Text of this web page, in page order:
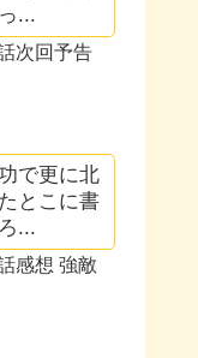
...
次回予告
で更に北
とこに書
...
感想 強敵